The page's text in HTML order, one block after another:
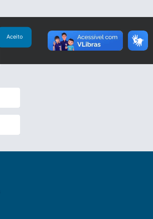
Aceito